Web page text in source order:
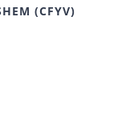
(CFYV)